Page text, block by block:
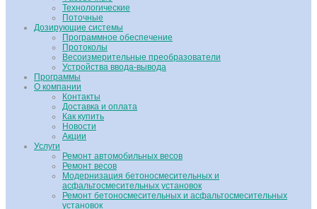
Технологические
Поточные
Дозирующие системы
Программное обеспечение
Протоколы
Весоизмерительные преобразователи
Устройства ввода-вывода
Программы
О компании
Контакты
Доставка и оплата
Как купить
Новости
Акции
Услуги
Ремонт автомобильных весов
Ремонт весов
Модернизация бетоносмесительных и
асфальтосмесительных установок
Ремонт бетоносмесительных и асфальтосмесительных
установок